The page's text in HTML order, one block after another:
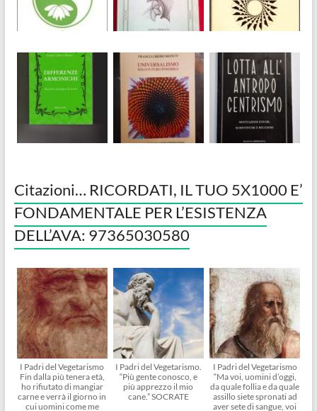
Citazioni… RICORDATI, IL TUO 5X1000 E’
FONDAMENTALE PER L’ESISTENZA
DELL’AVA: 97365030580
I Padri del Vegetarismo
Fin dalla più tenera età,
ho rifiutato di mangiar
carne e verrà il giorno in
cui uomini come me
I Padri del Vegetarismo.
“Più gente conosco, e
più apprezzo il mio
cane.” SOCRATE
I Padri del Vegetarismo
“Ma voi, uomini d’oggi,
da quale follia e da quale
assillo siete spronati ad
aver sete di sangue, voi